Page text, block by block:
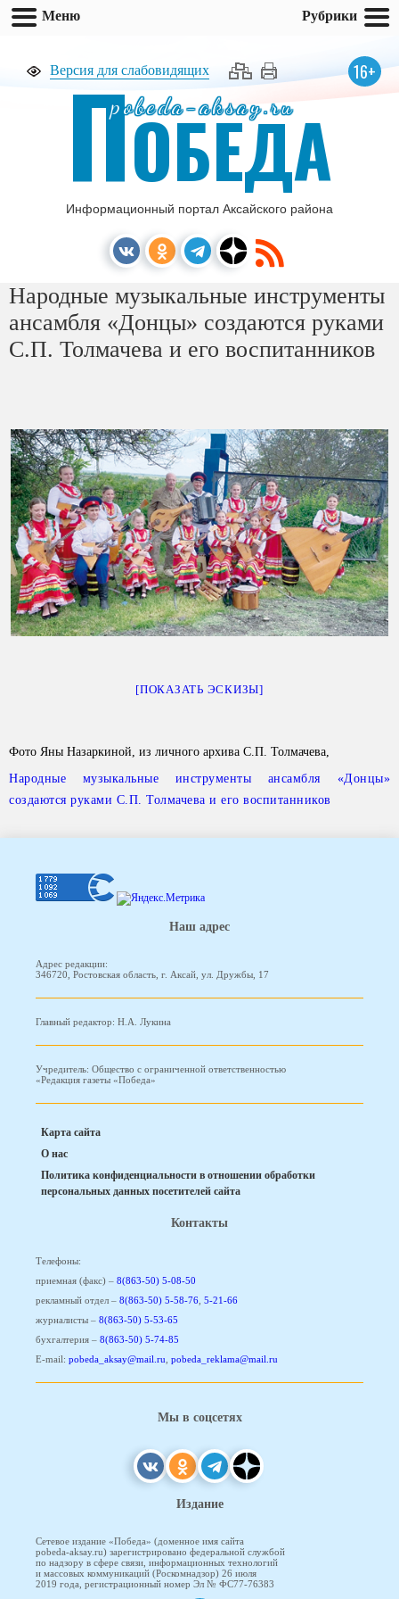
Версия для слабовидящих 16+
pobeda-aksay.ru
ПОБЕДА
Информационный портал Аксайского района
Народные музыкальные инструменты
ансамбля «Донцы» создаются руками
С.П. Толмачева и его воспитанников
[ПОКАЗАТЬ ЭСКИЗЫ]
Фото Яны Назаркиной, из личного архива С.П. Толмачева,
Народные музыкальные инструменты ансамбля «Донцы»
создаются руками С.П. Толмачева и его воспитанников
Наш адрес
Адрес редакции:
346720, Ростовская область, г. Аксай, ул. Дружбы, 17
Главный редактор: Н.А. Лукина
Учредитель: Общество с ограниченной ответственностью
«Редакция газеты «Победа»
Карта сайта
О нас
Политика конфиденциальности в отношении обработки
персональных данных посетителей сайта
Контакты
Телефоны:
приемная (факс) – 8(863-50) 5-08-50
рекламный отдел – 8(863-50) 5-58-76 5-21-66
журналисты – 8(863-50) 5-53-65
бухгалтерия – 8(863-50) 5-74-85
E-mail: pobeda_aksay@mail.ru pobeda_reklama@mail.ru
Мы в соцсетях
Издание
Сетевое издание «Победа» (доменное имя сайта
pobeda-aksay.ru) зарегистрировано федеральной службой
по надзору в сфере связи, информационных технологий
и массовых коммуникаций (Роскомнадзор) 26 июля
2019 года, регистрационный номер Эл № ФС77-76383
Меню Рубрики